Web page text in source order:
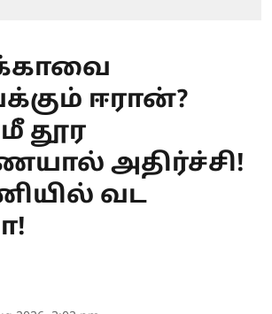
ஈரான்?
தூர
அதிர்ச்சி!
வட